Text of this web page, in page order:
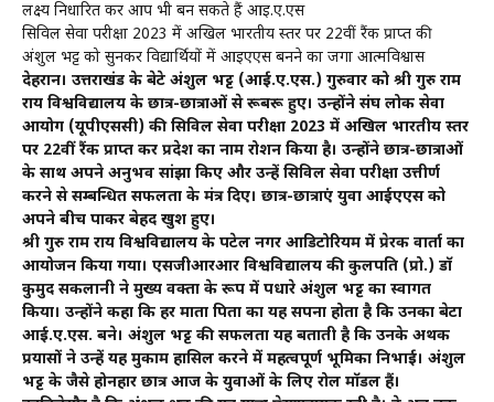
लक्ष्य निर्धारित कर आप भी बन सकते हैं आई.ए.एस
सिविल सेवा परीक्षा 2023 में अखिल भारतीय स्तर पर 22वीं रैंक प्राप्त की
अंशुल भट्ट को सुनकर विद्यार्थियों में आईएएस बनने का जगा आत्मविश्वास
देहरादून। उत्तराखंड के बेटे अंशुल भट्ट (आई.ए.एस.) गुरुवार को श्री गुरु राम
राय विश्वविद्यालय के छात्र-छात्राओं से रूबरू हुए। उन्होंने संघ लोक सेवा
आयोग (यूपीएससी) की सिविल सेवा परीक्षा 2023 में अखिल भारतीय स्तर
पर 22वीं रैंक प्राप्त कर प्रदेश का नाम रोशन किया है। उन्होंने छात्र-छात्राओं
के साथ अपने अनुभव सांझा किए और उन्हें सिविल सेवा परीक्षा उत्तीर्ण
करने से सम्बन्धित सफलता के मंत्र दिए। छात्र-छात्राएं युवा आईएएस को
अपने बीच पाकर बेहद खुश हुए।
श्री गुरु राम राय विश्वविद्यालय के पटेल नगर आडिटोरियम में प्रेरक वार्ता का
आयोजन किया गया। एसजीआरआर विश्वविद्यालय की कुलपति (प्रो.) डाॅ
कुमुद सकलानी ने मुख्य वक्ता के रूप में पधारे अंशुल भट्ट का स्वागत
किया। उन्होंने कहा कि हर माता पिता का यह सपना होता है कि उनका बेटा
आई.ए.एस. बने। अंशुल भट्ट की सफलता यह बताती है कि उनके अथक
प्रयासों ने उन्हें यह मुकाम हासिल करने में महत्वपूर्ण भूमिका निभाई। अंशुल
भट्ट के जैसे होनहार छात्र आज के युवाओं के लिए रोल माॅडल हैं।